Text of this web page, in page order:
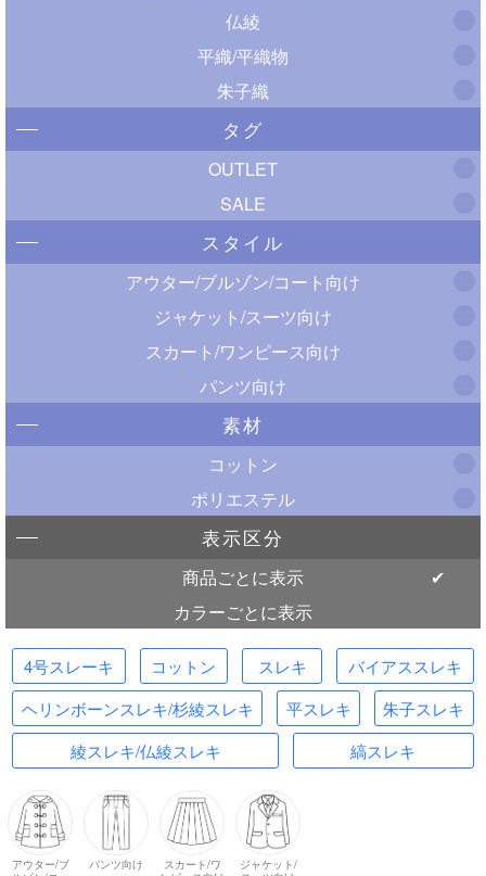
仏綾
平織/平織物
朱子織
タグ
OUTLET
SALE
スタイル
アウター/ブルゾン/コート向け
ジャケット/スーツ向け
スカート/ワンピース向け
パンツ向け
素材
コットン
ポリエステル
表示区分
商品ごとに表示
カラーごとに表示
4号スレーキ コットン スレキ
バイアススレキ
ヘリンボーンスレキ/杉綾スレキ
平スレキ
朱子スレキ
綾スレキ/仏綾スレキ
縞スレキ
アウター/ブ
パンツ向け
スカート/ワ
ジャケット/